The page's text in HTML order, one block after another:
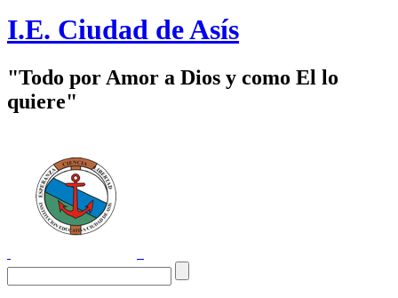
I.E. Ciudad de Asís
"Todo por Amor a Dios y como El lo
quiere"